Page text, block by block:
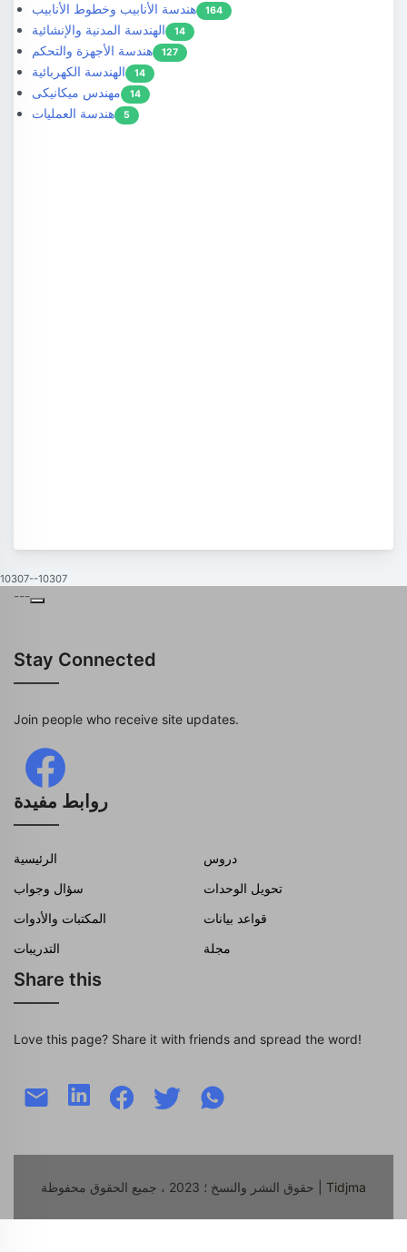
هندسة الأنابيب وخطوط الأنابيب 164
الهندسة المدنية والإنشائية 14
هندسة الأجهزة والتحكم 127
الهندسة الكهربائية 14
مهندس ميكانيكى 14
هندسة العمليات 5
10307--10307
---
Stay Connected
Join people who receive site updates.
روابط مفيدة
الرئيسية
دروس
سؤال وجواب
تحويل الوحدات
المكتبات والأدوات
قواعد بيانات
التدريبات
مجلة
Share this
Love this page? Share it with friends and spread the word!
| Tidjma